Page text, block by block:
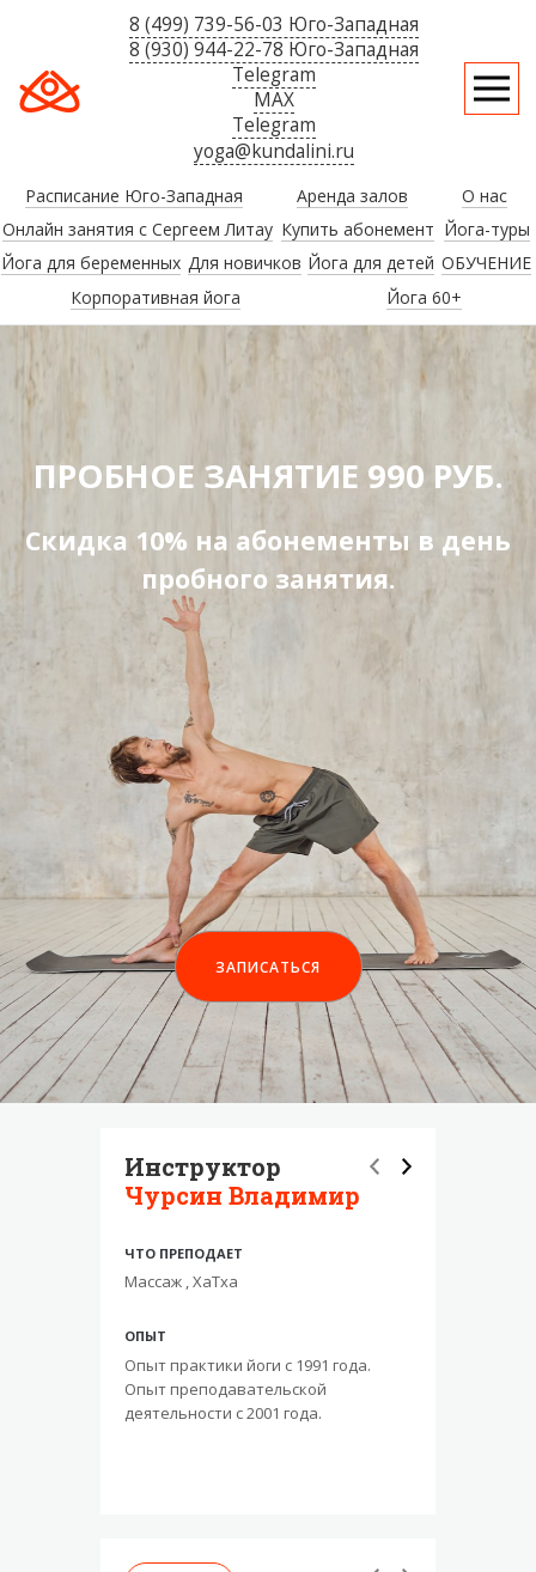
8 (499) 739-56-03 Юго-Западная
8 (930) 944-22-78 Юго-Западная
Telegram
MAX
Telegram
yoga@kundalini.ru
Расписание Юго-Западная Аренда залов
О нас
Онлайн занятия с Сергеем Литау Купить абонемент Йога-туры
Йога для беременных Для новичков Йога для детей ОБУЧЕНИЕ
Корпоративная йога
Йога 60+
ПРОБНОЕ ЗАНЯТИЕ 990 РУБ.
Скидка 10% на абонементы в день
пробного занятия.
ЗАПИСАТЬСЯ
Инструктор
Чурсин Владимир
ЧТО ПРЕПОДАЕТ
Массаж , ХаТха
ОПЫТ
Опыт практики йоги с 1991 года.
Опыт преподавательской
деятельности с 2001 года.